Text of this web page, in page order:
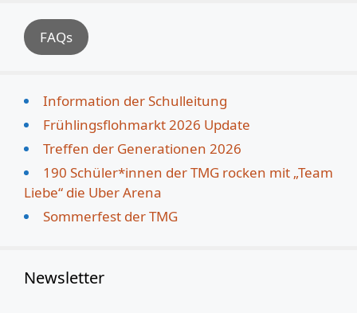
FAQs
Information der Schulleitung
Frühlingsflohmarkt 2026 Update
Treffen der Generationen 2026
190 Schüler*innen der TMG rocken mit „Team
Liebe“ die Uber Arena
Sommerfest der TMG
Newsletter